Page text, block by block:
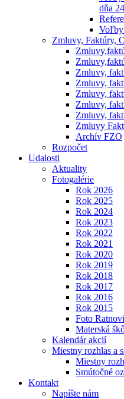
dňa
Voľby
Zmluvy, Faktúry,
Zmluvy,
Zmluvy,
Zmluvy,
Zmluvy,
Zmluvy,
Zmluvy
Archív FZO
Rozpočet
Udalosti
Aktuality
Fotogalérie
Rok 2026
Rok 2025
Rok 2024
Rok 2023
Rok 2022
Rok 2021
Rok 2020
Rok 2019
Rok 2018
Rok 2017
Rok 2016
Rok 2015
Foto
Materská
Kalendár akcií
Miestny rozhlas a
Miestny
Smútočné
Kontakt
Napíšte nám